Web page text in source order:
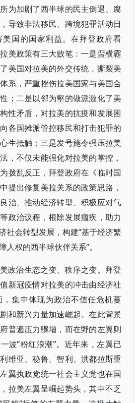
为加剧了西半球的民主倒退、腐
导致非法移民、跨境犯罪活动日
国的国家利益。在拜登政府看
美政策有三大败笔：一是蛮横霸
美国对拉美的外交传统，撕裂美
系，严重挫伤拉美国家与美国合
；二是以邻为壑的做派激化了美
性矛盾，对拉美的抗疫和发展困
各国摊派管控移民和打击犯罪的
生抵触；三是发号施令强压拉美
，不仅未能强化对拉美的掌控，
拨乱反正，拜登政府在《临时国
提出修复美拉关系的政策思路，
治、推动经济转型、积极应对气
政治议程，根除发展痼疾，助力
社会转型发展，构建“基于经济繁
人权的西半球伙伴关系”。
政治生态之变、秩序之变。拜登
新冠疫情对拉美的冲击由经济社
集中体现为政治不信任危机蔓
和新兴力量加速崛起。在此背景
普遍压力骤增，而在野的左翼则
波“粉红浪潮”。近年来，左翼已
维亚、秘鲁、智利、洪都拉斯重
翼执政党统一社会主义党也在国
拉美左翼呈崛起势头，其中不乏